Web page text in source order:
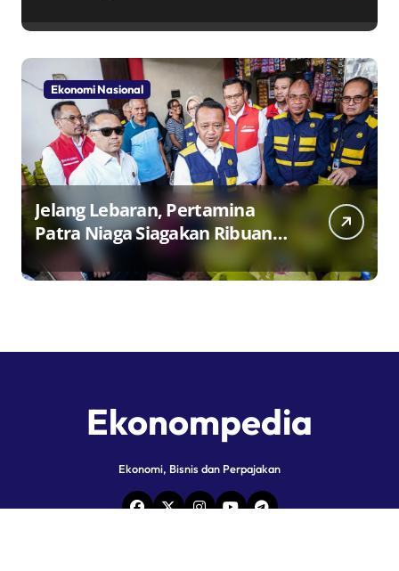
Ekonomi Nasional
Jelang Lebaran, Pertamina
Patra Niaga Siagakan Ribuan
Agen dan Pangkalan LPG 3 Kg
Ekonompedia
Ekonomi, Bisnis dan Perpajakan